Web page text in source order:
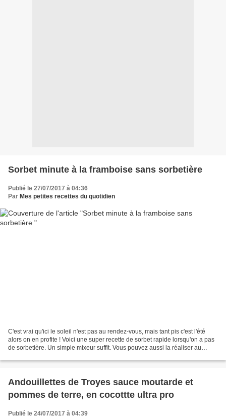
Sorbet minute à la framboise sans sorbetière
Publié le 27/07/2017 à 04:36
Par Mes petites recettes du quotidien
C'est vrai qu'ici le soleil n'est pas au rendez-vous, mais tant pis c'est l'été
alors on en profite ! Voici une super recette de sorbet rapide lorsqu'on a pas
de sorbetière. Un simple mixeur suffit. Vous pouvez aussi la réaliser au
Andouillettes de Troyes sauce moutarde et
pommes de terre, en cocottte ultra pro
Publié le 24/07/2017 à 04:39